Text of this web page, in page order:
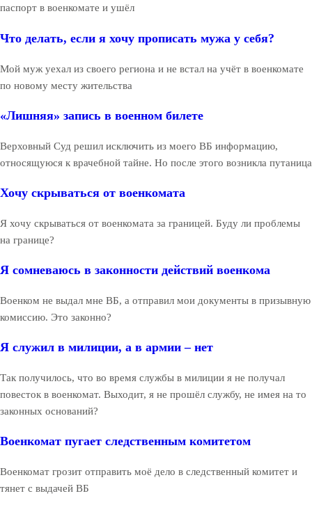
паспорт в военкомате и ушёл
Что делать, если я хочу прописать мужа у себя?
Мой муж уехал из своего региона и не встал на учёт в военкомате
по новому месту жительства
«Лишняя» запись в военном билете
Верховный Суд решил исключить из моего ВБ информацию,
относящуюся к врачебной тайне. Но после этого возникла путаница
Хочу скрываться от военкомата
Я хочу скрываться от военкомата за границей. Буду ли проблемы
на границе?
Я сомневаюсь в законности действий военкома
Военком не выдал мне ВБ, а отправил мои документы в призывную
комиссию. Это законно?
Я служил в милиции, а в армии – нет
Так получилось, что во время службы в милиции я не получал
повесток в военкомат. Выходит, я не прошёл службу, не имея на то
законных оснований?
Военкомат пугает следственным комитетом
Военкомат грозит отправить моё дело в следственный комитет и
тянет с выдачей ВБ